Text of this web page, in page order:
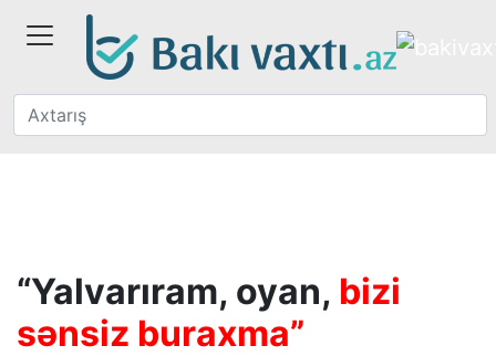
“Yalvarıram, oyan, bizi
sənsiz buraxma”